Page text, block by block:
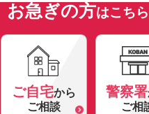
お急ぎの方はこちら
ご自宅から
ご相談
警察署
ご相